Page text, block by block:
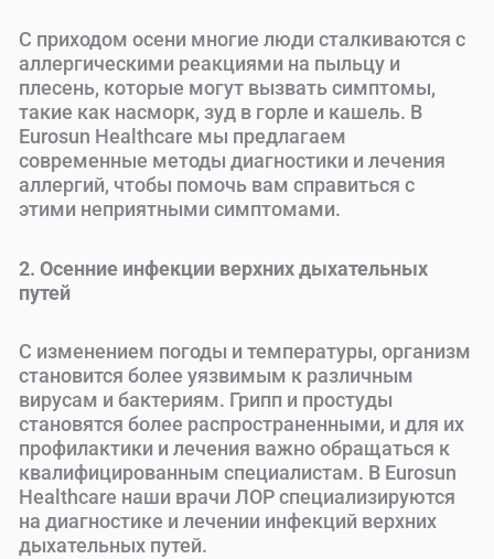
С приходом осени многие люди сталкиваются с
аллергическими реакциями на пыльцу и
плесень, которые могут вызвать симптомы,
такие как насморк, зуд в горле и кашель. В
Eurosun Healthcare мы предлагаем
современные методы диагностики и лечения
аллергий, чтобы помочь вам справиться с
этими неприятными симптомами.
2. Осенние инфекции верхних дыхательных
путей
С изменением погоды и температуры, организм
становится более уязвимым к различным
вирусам и бактериям. Грипп и простуды
становятся более распространенными, и для их
профилактики и лечения важно обращаться к
квалифицированным специалистам. В Eurosun
Healthcare наши врачи ЛОР специализируются
на диагностике и лечении инфекций верхних
дыхательных путей.